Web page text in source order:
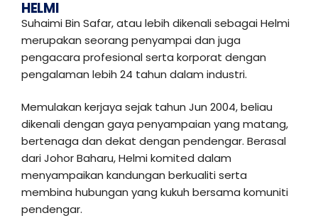
HELMI
Suhaimi Bin Safar, atau lebih dikenali sebagai Helmi
merupakan seorang penyampai dan juga
pengacara profesional serta korporat dengan
pengalaman lebih 24 tahun dalam industri.
Memulakan kerjaya sejak tahun Jun 2004, beliau
dikenali dengan gaya penyampaian yang matang,
bertenaga dan dekat dengan pendengar. Berasal
dari Johor Baharu, Helmi komited dalam
menyampaikan kandungan berkualiti serta
membina hubungan yang kukuh bersama komuniti
pendengar.